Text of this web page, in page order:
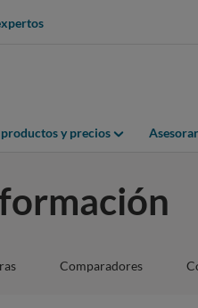
y precios
Comparadores